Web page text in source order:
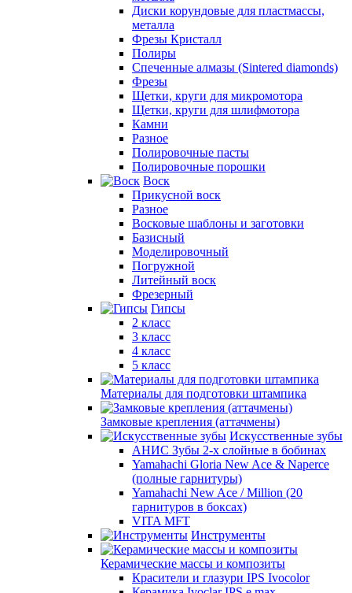
Диски корундовые для пластмассы,
металла
Фрезы Кристалл
Полиры
Спеченные алмазы (Sintered diamonds)
Фрезы
Щетки, круги для микромотора
Щетки, круги для шлифмотора
Камни
Разное
Полировочные пасты
Полировочные порошки
Воск
Прикусной воск
Разное
Восковые шаблоны и заготовки
Базисный
Моделировочный
Погружной
Литейный воск
Фрезерный
Гипсы
2 класс
3 класс
4 класс
5 класс
Материалы для подготовки штампика
Замковые крепления (аттачмены)
Искусственные зубы
АНИС Зубы 2-х слойные в бобинах
Yamahachi Gloria New Ace & Naperce
(полные гарнитуры)
Yamahachi New Ace / Million (20
гарнитуров в боксах)
VITA MFT
Инструменты
Керамические массы и композиты
Красители и глазури IPS Ivocolor